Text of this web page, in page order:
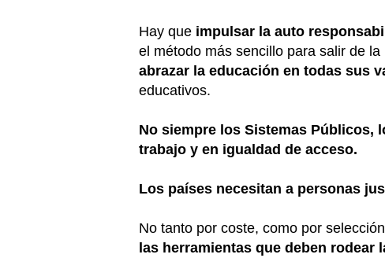
Hay que impulsar la auto
el método más sencillo para salir de
abrazar la educación en todas sus
educativos.
No siempre los Sistemas Públicos,
trabajo y en igualdad de acceso.
Los países necesitan a personas
No tanto por coste, como por
las herramientas que deben rodear